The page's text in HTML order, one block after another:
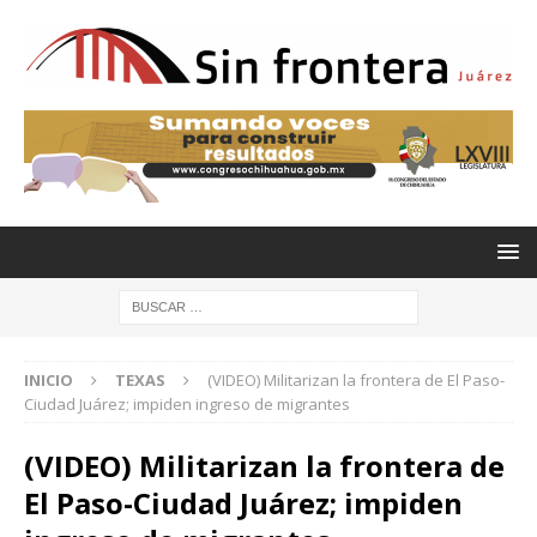
INICIO TEXAS
(VIDEO) Militarizan la frontera de El Paso-
Ciudad Juárez; impiden ingreso de migrantes
(VIDEO) Militarizan la frontera de
El Paso-Ciudad Juárez; impiden